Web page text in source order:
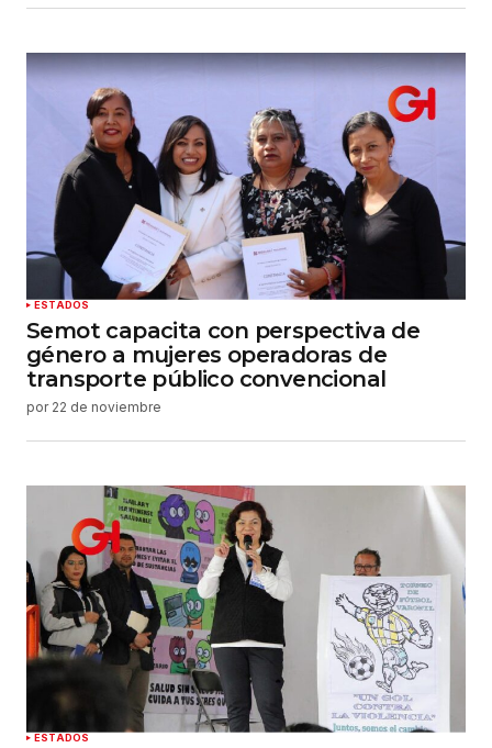
ESTADOS
Semot capacita con perspectiva de
género a mujeres operadoras de
transporte público convencional
por 22 de noviembre
ESTADOS